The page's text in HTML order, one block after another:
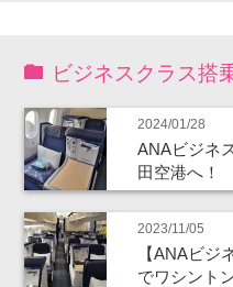
ビジネスクラス搭
2024/01/28
ANAビジネ
田空港へ！
2023/11/05
【ANAビジ
でワシント